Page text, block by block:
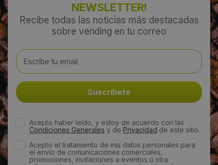
NEWSLETTER!
Recibe todas las noticias más destacadas
sobre vending en tu correo
Acepto haber leído, y estoy de acuerdo con las
Condiciones Generales y de Privacidad de este sitio.
Acepto el tratamiento de mis datos personales para
el envío de comunicaciones comerciales,
promociones, invitaciones a eventos u otra